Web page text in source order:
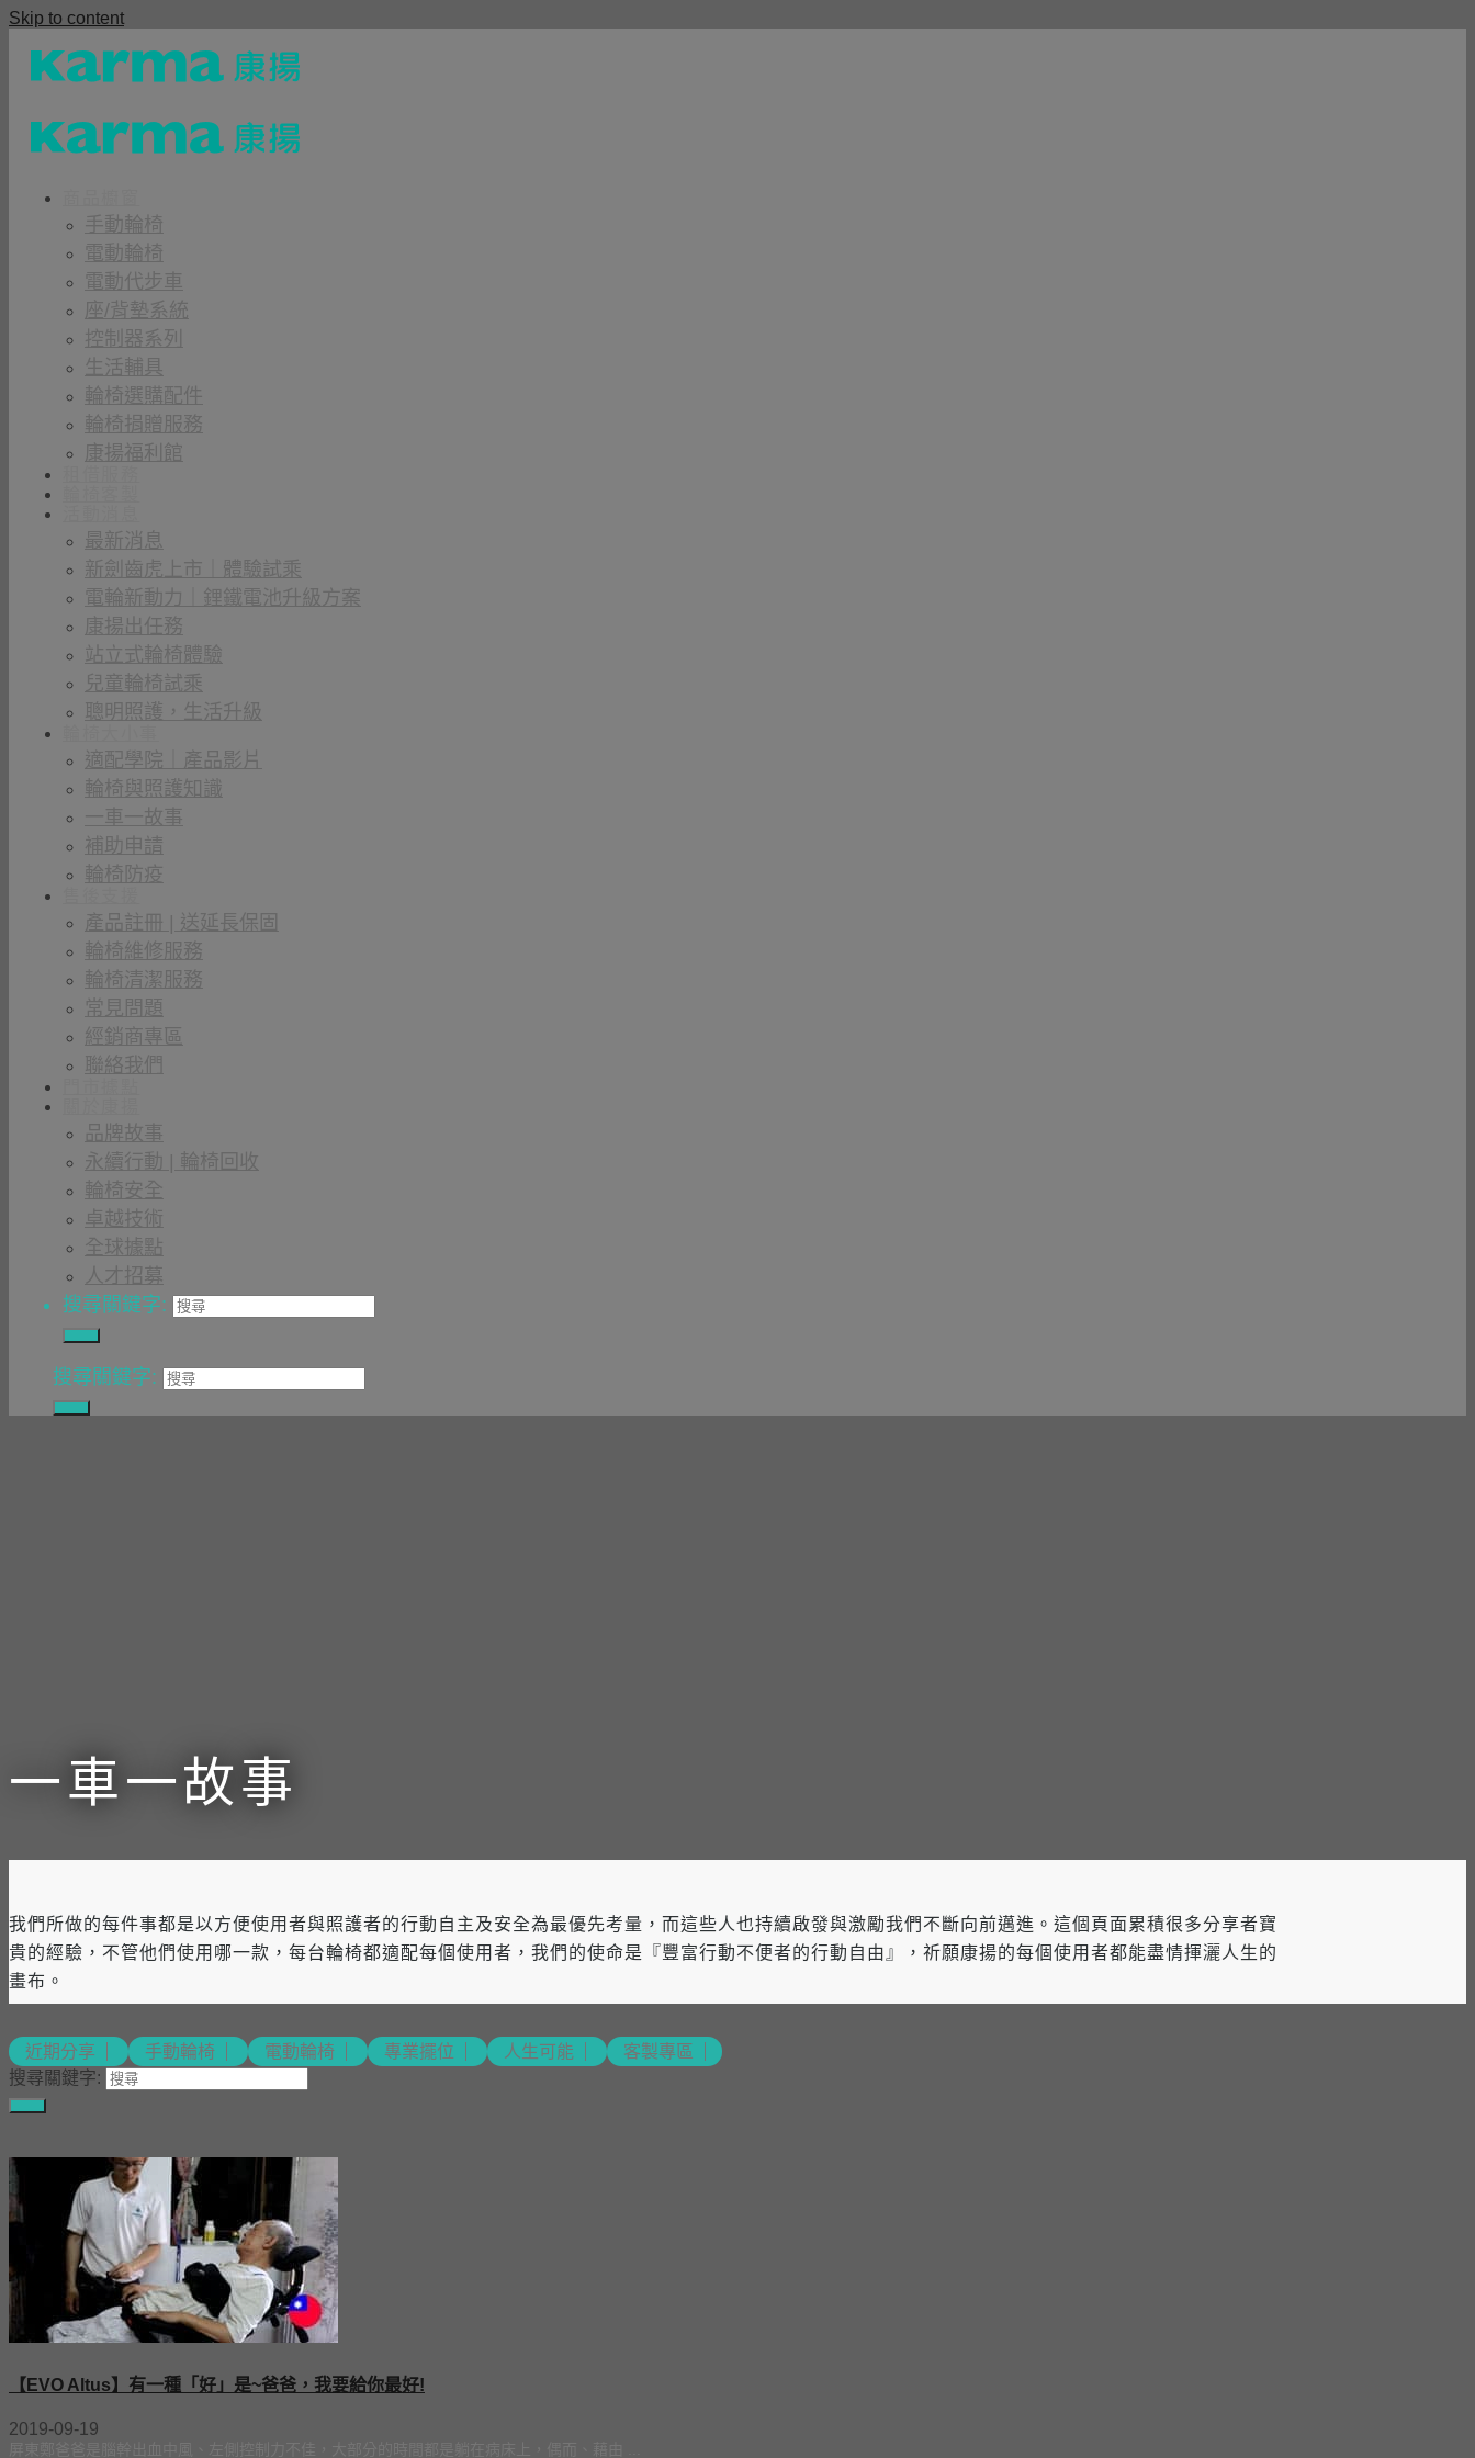
Skip to content
手動輪椅
電動輪椅
電動代步車
座/背墊系統
控制器系列
生活輔具
輪椅選購配件
輪椅捐贈服務
康揚福利館
最新消息
新劍齒虎上市｜體驗試乘
電輪新動力｜鋰鐵電池升級方案
康揚出任務
站立式輪椅體驗
兒童輪椅試乘
聰明照護，生活升級
適配學院｜產品影片
輪椅與照護知識
一車一故事
補助申請
輪椅防疫
產品註冊 | 送延長保固
輪椅維修服務
輪椅清潔服務
常見問題
經銷商專區
聯絡我們
品牌故事
永續行動 | 輪椅回收
輪椅安全
卓越技術
全球據點
人才招募
搜尋關鍵字:
搜尋關鍵字:
一車一故事
我們所做的每件事都是以方便使用者與照護者的行動自主及安全為最優先考量，而這些人也持續啟發與激勵我們不斷向前邁進。這個頁面累積很多分享者寶
貴的經驗，不管他們使用哪一款，每台輪椅都適配每個使用者，我們的使命是『豐富行動不便者的行動自由』，祈願康揚的每個使用者都能盡情揮灑人生的
畫布。
近期分享 手動輪椅 電動輪椅 專業擺位 人生可能
客製專區
搜尋關鍵字:
【EVO Altus】有一種「好」是~爸爸，我要給你最好!
2019-09-19